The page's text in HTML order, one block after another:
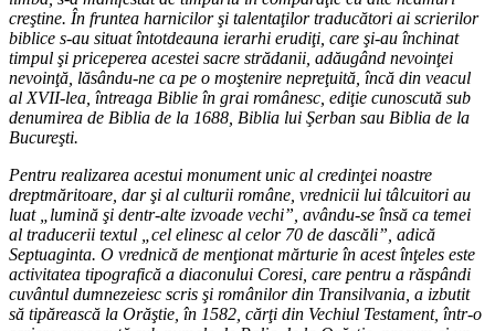
creştine. În fruntea harnicilor şi talentaţilor traducători ai scrierilor
biblice s-au situat întotdeauna ierarhi erudiţi, care şi-au închinat
timpul şi priceperea acestei sacre strădanii, adăugând nevoinţei
nevoinţă, lăsându-ne ca pe o moştenire nepreţuită, încă din veacul
al XVII-lea, întreaga Biblie în grai românesc, ediţie cunoscută sub
denumirea de Biblia de la 1688, Biblia lui Şerban sau Biblia de la
Bucureşti.
Pentru realizarea acestui monument unic al credinţei noastre
dreptmăritoare, dar şi al culturii române, vrednicii lui tâlcuitori au
luat „lumină şi dentr-alte izvoade vechi”, avându-se însă ca temei
al traducerii textul „cel elinesc al celor 70 de dascăli”, adică
Septuaginta. O vrednică de menţionat mărturie în acest înţeles este
activitatea tipografică a diaconului Coresi, care pentru a răspândi
cuvântul dumnezeiesc scris şi românilor din Transilvania, a izbutit
să tipărească la Orăştie, în 1582, cărţi din Vechiul Testament, într-o